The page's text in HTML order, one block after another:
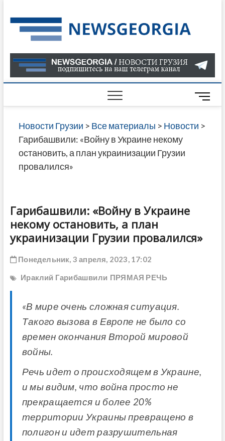
to
content
О
В
ГРУЗИИ
САЙТЕ
M
e
n
Новости Грузии > Все материалы > Новости >
Гарибашвили: «Войну в Украине некому
остановить, а план украинизации Грузии
провалился»
Гарибашвили: «Войну в Украине
некому остановить, а план
украинизации Грузии провалился»
Понедельник, 3 апреля, 2023, 17:02
Ираклий Гарибашвили ПРЯМАЯ РЕЧЬ
«В мире очень сложная ситуация.
Такого вызова в Европе не было со
времен окончания Второй мировой
войны.
Речь идет о происходящем в Украине,
и мы видим, что война просто не
прекращается и более 20%
территории Украины превращено в
полигон и идет разрушительная